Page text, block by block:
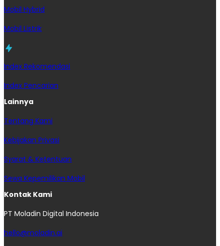
Mobil Hybrid
Mobil Listrik
Index Rekomendasi
Index Pencarian
Lainnya
Tentang Kami
Kebijakan Privasi
Syarat & Ketentuan
Sewa Kepemilikan Mobil
Kontak Kami
PT Moladin Digital Indonesia
hello@moladin.ai